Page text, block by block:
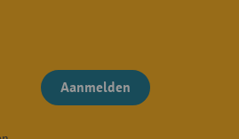
Aanmelden